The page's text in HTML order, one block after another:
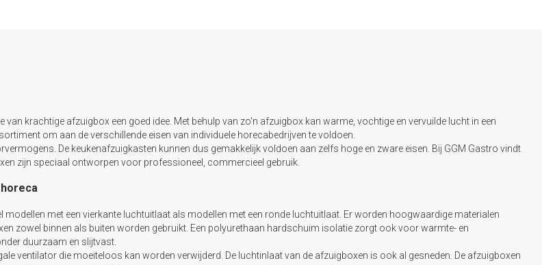
krachtige afzuigbox een goed idee. Met behulp van zo'n afzuigbox kan warme, vochtige en vervuilde lucht in een
om aan de verschillende eisen van individuele horecabedrijven te voldoen.
De keukenafzuigkasten kunnen dus gemakkelijk voldoen aan zelfs hoge en zware eisen. Bij GGM Gastro vindt
zijn speciaal ontworpen voor professioneel, commercieel gebruik.
met een vierkante luchtuitlaat als modellen met een ronde luchtuitlaat. Er worden hoogwaardige materialen
zowel binnen als buiten worden gebruikt. Een polyurethaan hardschuim isolatie zorgt ook voor warmte- en
duurzaam en slijtvast.
ventilator die moeiteloos kan worden verwijderd. De luchtinlaat van de afzuigboxen is ook al gesneden. De afzuigboxen